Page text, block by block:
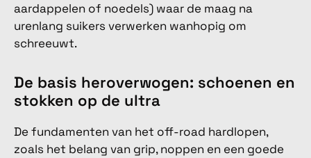
aardappelen of noedels) waar de maag na
urenlang suikers verwerken wanhopig om
schreeuwt.
De basis heroverwogen: schoenen en
stokken op de ultra
De fundamenten van het off-road hardlopen,
zoals het belang van grip, noppen en een goede